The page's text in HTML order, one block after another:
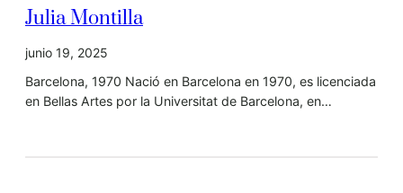
Julia Montilla
junio 19, 2025
Barcelona, 1970 Nació en Barcelona en 1970, es licenciada
en Bellas Artes por la Universitat de Barcelona, en…